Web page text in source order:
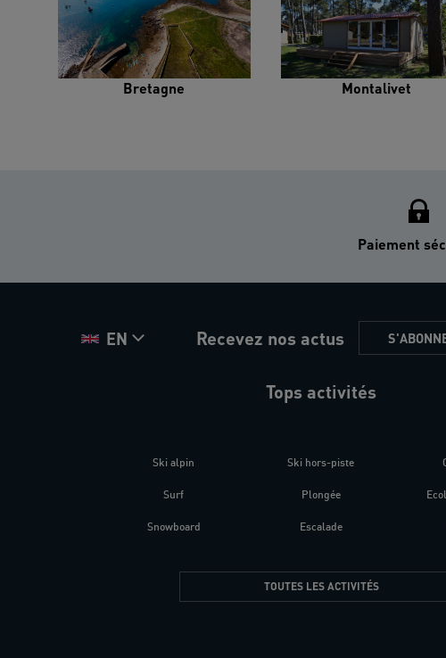
Bretagne Montalivet
Paiement
EN Recevez nos actus
Tops activités
Ski alpin
Surf
Snowboard
Ski hors-piste
Plongée
Escalade
TOUTES LES ACTIVITÉS